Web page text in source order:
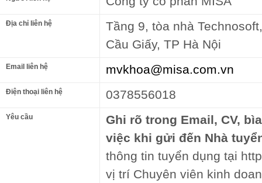
Địa chỉ liên hệ
Tầng 9, tòa nhà
Cầu Giấy, TP Hà Nội
Email liên hệ mvkhoa@misa.com.vn
Điện thoại liên hệ 0378556018
Yêu cầu
Ghi rõ trong Email, CV,
việc khi gửi đến Nhà
thông tin tuyển dụng tại
vị trí Chuyên viên kinh